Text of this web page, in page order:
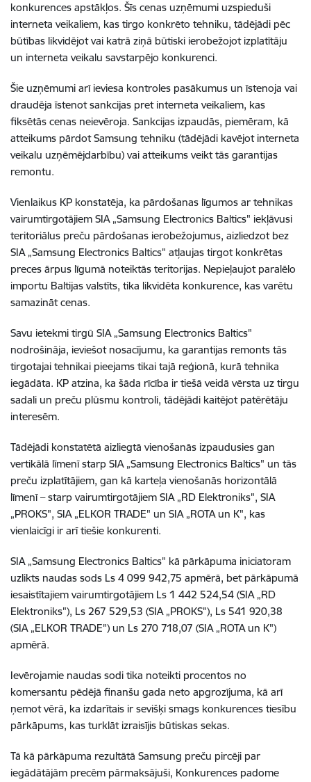
konkurences apstākļos. Šīs cenas uzņēmumi uzspieduši
interneta veikaliem, kas tirgo konkrēto tehniku, tādējādi pēc
būtības likvidējot vai katrā ziņā būtiski ierobežojot izplatītāju
un interneta veikalu savstarpējo konkurenci.
Šie uzņēmumi arī ieviesa kontroles pasākumus un īstenoja vai
draudēja īstenot sankcijas pret interneta veikaliem, kas
fiksētās cenas neievēroja. Sankcijas izpaudās, piemēram, kā
atteikums pārdot Samsung tehniku (tādējādi kavējot interneta
veikalu uzņēmējdarbību) vai atteikums veikt tās garantijas
remontu.
Vienlaikus KP konstatēja, ka pārdošanas līgumos ar tehnikas
vairumtirgotājiem SIA „Samsung Electronics Baltics" iekļāvusi
teritoriālus preču pārdošanas ierobežojumus, aizliedzot bez
SIA „Samsung Electronics Baltics" atļaujas tirgot konkrētas
preces ārpus līgumā noteiktās teritorijas. Nepieļaujot paralēlo
importu Baltijas valstīts, tika likvidēta konkurence, kas varētu
samazināt cenas.
Savu ietekmi tirgū SIA „Samsung Electronics Baltics"
nodrošināja, ieviešot nosacījumu, ka garantijas remonts tās
tirgotajai tehnikai pieejams tikai tajā reģionā, kurā tehnika
iegādāta. KP atzina, ka šāda rīcība ir tiešā veidā vērsta uz tirgu
sadali un preču plūsmu kontroli, tādējādi kaitējot patērētāju
interesēm.
Tādējādi konstatētā aizliegtā vienošanās izpaudusies gan
vertikālā līmenī starp SIA „Samsung Electronics Baltics" un tās
preču izplatītājiem, gan kā karteļa vienošanās horizontālā
līmenī – starp vairumtirgotājiem SIA „RD Elektroniks", SIA
„PROKS", SIA „ELKOR TRADE" un SIA „ROTA un K", kas
vienlaicīgi ir arī tiešie konkurenti.
SIA „Samsung Electronics Baltics" kā pārkāpuma iniciatoram
uzlikts naudas sods Ls 4 099 942,75 apmērā, bet pārkāpumā
iesaistītajiem vairumtirgotājiem Ls 1 442 524,54 (SIA „RD
Elektroniks"), Ls 267 529,53 (SIA „PROKS"), Ls 541 920,38
(SIA „ELKOR TRADE") un Ls 270 718,07 (SIA „ROTA un K")
apmērā.
Ievērojamie naudas sodi tika noteikti procentos no
komersantu pēdējā finanšu gada neto apgrozījuma, kā arī
ņemot vērā, ka izdarītais ir sevišķi smags konkurences tiesību
pārkāpums, kas turklāt izraisījis būtiskas sekas.
Tā kā pārkāpuma rezultātā Samsung preču pircēji par
iegādātājām precēm pārmaksājuši, Konkurences padome